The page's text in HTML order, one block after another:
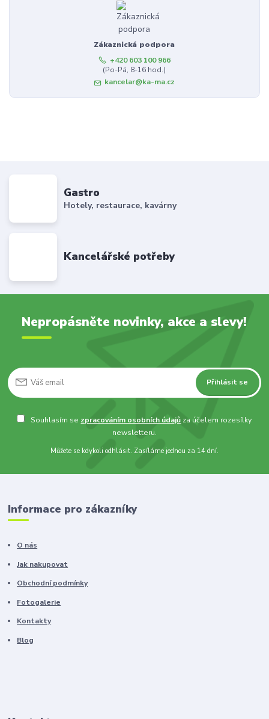
Zákaznická podpora
+420 603 100 966
(Po-Pá, 8-16 hod.)
kancelar@ka-ma.cz
Gastro
Hotely, restaurace, kavárny
Kancelářské potřeby
Nepropásněte novinky, akce a slevy!
Přihlásit se
Souhlasím se zpracováním osobních údajů za účelem rozesílky
newsletteru.
Můžete se kdykoli odhlásit. Zasíláme jednou za 14 dní.
Informace pro zákazníky
O nás
Jak nakupovat
Obchodní podmínky
Fotogalerie
Kontakty
Blog